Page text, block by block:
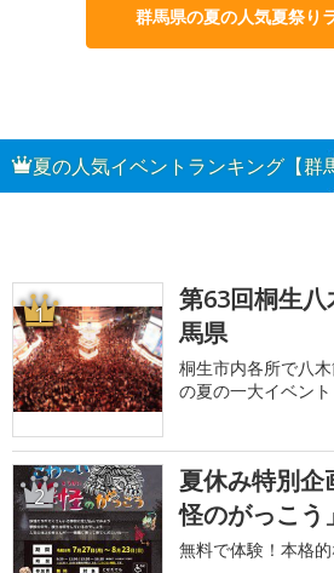
群馬県の夏の人気夏祭り
夏の人気イベントランキング【群
1
第63回桐生
馬県
桐生市内各所で八
の夏の一大イベント
2
夏休み特別企
怪のがっこう
無料で体験！本格